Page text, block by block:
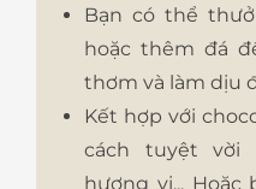
Bạn có thể
hoặc thêm đá
thơm và làm dịu
Kết hợp với
cách tuyệt vời
hương vị... Hoặc